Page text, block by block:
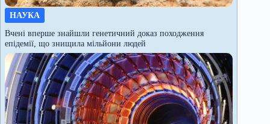
НАУКА
Вчені вперше знайшли генетичний доказ походження
епідемії, що знищила мільйони людей